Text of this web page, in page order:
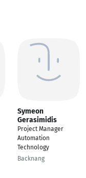
Symeon
Gerasimidis
Project Manager
Automation
Technology
Backnang